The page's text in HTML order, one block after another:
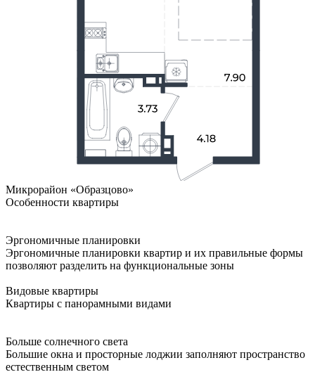
Микрорайон «Образцово»
Особенности квартиры
Эргономичные планировки
Эргономичные планировки квартир и их правильные формы
позволяют разделить на функциональные зоны
Видовые квартиры
Квартиры с панорамными видами
Больше солнечного света
Большие окна и просторные лоджии заполняют пространство
естественным светом